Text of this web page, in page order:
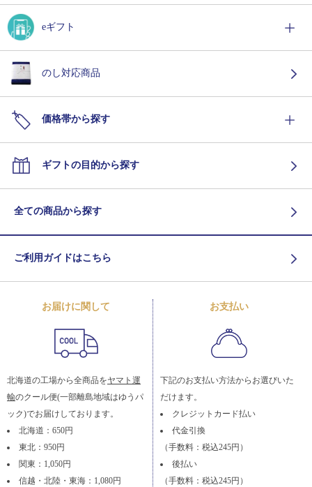
eギフト
のし対応商品
価格帯から探す
ギフトの目的から探す
全ての商品から探す
ご利用ガイドはこちら
お届けに関して
北海道の工場から全商品をヤマト運
輸のクール便(一部離島地域はゆうパ
ック)でお届けしております。
北海道：650円
東北：950円
関東：1,050円
信越・北陸・東海：1,080円
お支払い
下記のお支払い方法からお選びいた
だけます。
クレジットカード払い
代金引換
（手数料：税込245円）
後払い
（手数料：税込245円）